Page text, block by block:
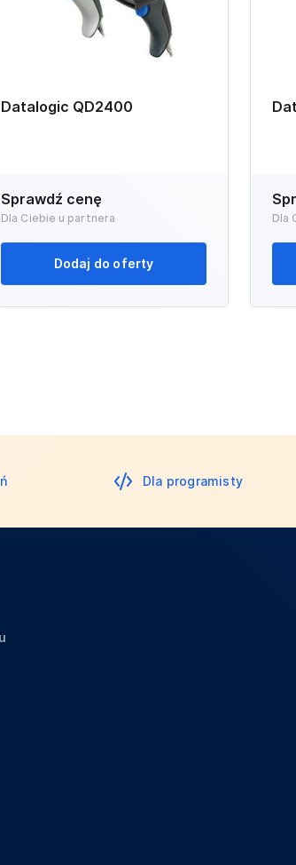
Datalogic QD2400
Sprawdź cenę
Dla Ciebie u partnera
Dodaj do oferty
Dla
Dla programisty